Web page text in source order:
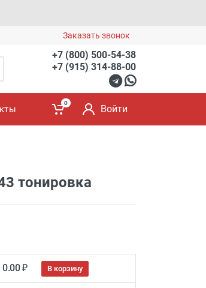
Заказать звонок
+7 (800) 500-54-38
+7 (915) 314-88-00
0
Войти
тонировка
0.00 ₽ В корзину